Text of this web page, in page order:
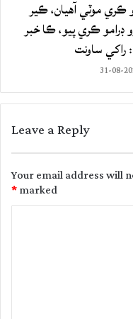
ڪري موٽي آهيان، ڪير
ڪري پيو، ڪا خبر
راکي ساونت
31-08-
Leave a Reply
Your email address will
marked
*